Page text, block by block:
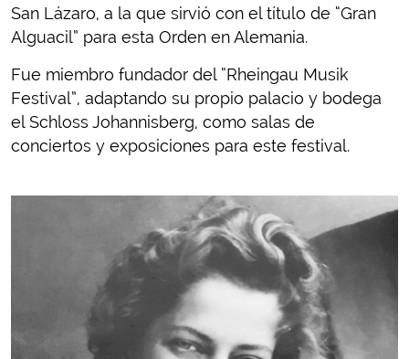
San Lázaro, a la que sirvió con el título de “Gran
Alguacil” para esta Orden en Alemania.
Fue miembro fundador del “Rheingau Musik
Festival”, adaptando su propio palacio y bodega
el Schloss Johannisberg, como salas de
conciertos y exposiciones para este festival.